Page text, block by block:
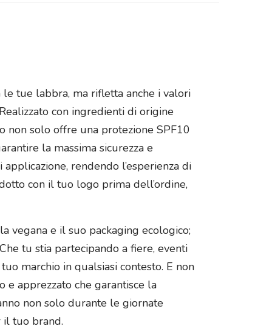
le tue labbra, ma rifletta anche i valori
con ingredienti di origine
non solo offre una protezione SPF10
la massima sicurezza e
rendendo l’esperienza di
con il tuo logo prima dell’ordine,
vegana e il suo packaging ecologico;
tu stia partecipando a fiere, eventi
marchio in qualsiasi contesto. E non
apprezzato che garantisce la
non solo durante le giornate
il tuo brand.